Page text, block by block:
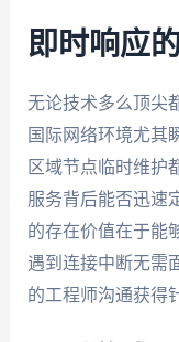
即时响应
无论技术多么顶尖
国际网络环境尤其
区域节点临时维护
服务背后能否迅速
的存在价值在于能
遇到连接中断无需
的工程师沟通获得